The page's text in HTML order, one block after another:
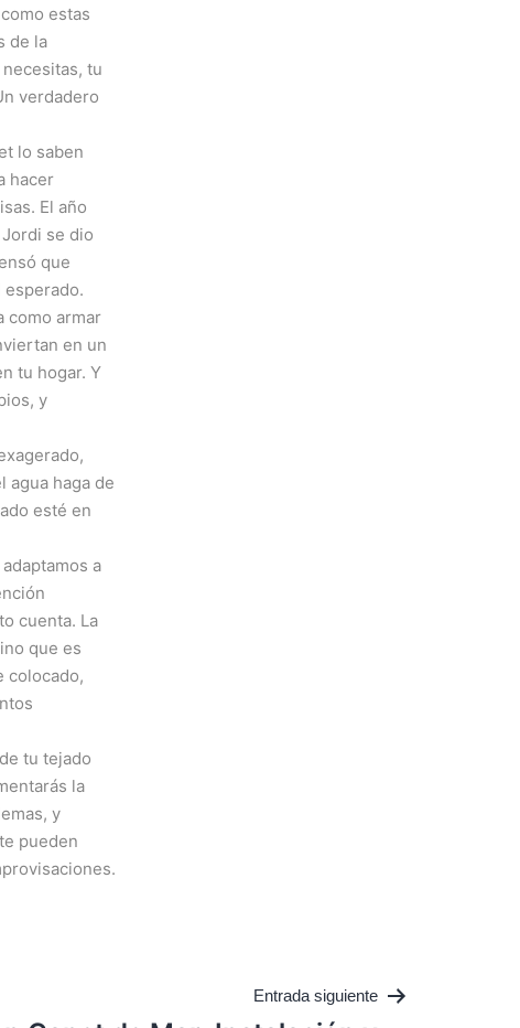
estas
de la
tu
verdadero
lo saben
hacer
El año
se dio
que
como armar
en un
tu hogar. Y
y
agua haga de
esté en
a
cuenta. La
que es
colocado,
tu tejado
la
y
pueden
Entrada siguiente